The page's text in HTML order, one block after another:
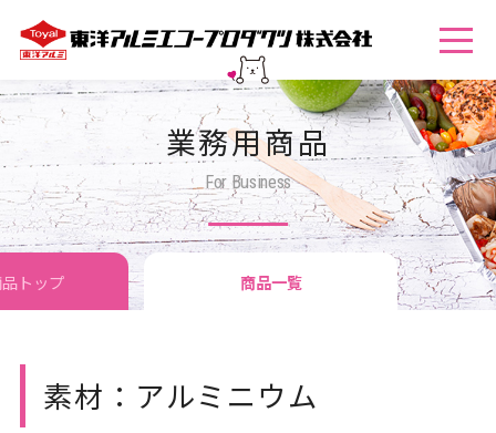
業務用商品
For Business
トップ 商品一覧
素材：アルミニウム